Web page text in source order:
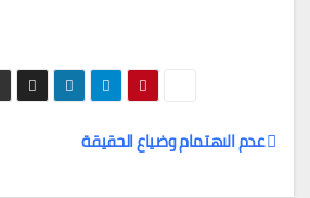
تصفّح
عدم الاهتمام وضياع الحقيقة